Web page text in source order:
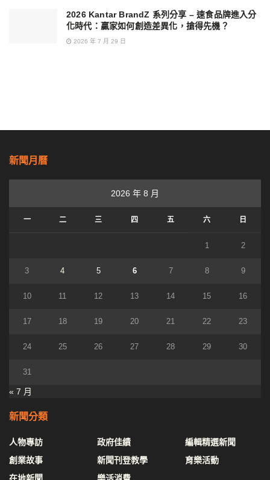
2026 Kantar BrandZ 系列分享 – 速食品牌進入分
化時代：贏家如何創造差異化，搶得先機？
2026 年 7 月 29 日
新聞月曆
2026 年 8 月
一 二 三 四 五 六 日
1 2
3 4 5 6 7 8 9
10 11 12 13 14 15 16
17 18 19 20 21 22 23
24 25 26 27 28 29 30
31
« 7 月
新聞分類
人物專訪
創業故事
政府佳績
新聞刊登教學
編輯精選新聞
育樂活動